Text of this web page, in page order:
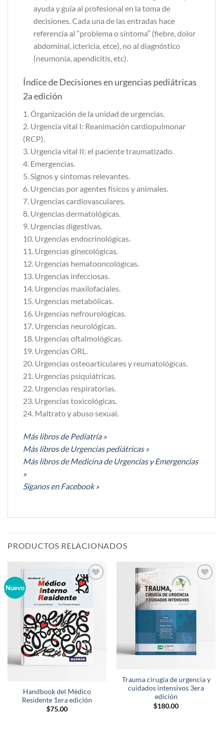
ayuda y guía al profesional en la toma de
decisiones. Cada una de las entradas hace
referencia al “problema o síntoma” (fiebre, dolor
abdominal, ictericia, etce), no al diagnóstico
(neumonía, apendicitis, etc).
Índice de Decisiones en urgencias pediátricas
2a edición
1. Órganización de la unidad de urgencias.
2. Urgencia vital I: Reanimación cardiopulmonar
(RCP).
3. Urgencia vital II: el paciente traumatizado.
4. Emergencias.
5. Signos y síntomas relevantes.
6. Urgencias por agentes físicos y animales.
7. Urgencias cardiovasculares.
8. Urgencias dermatológicas.
9. Urgencias digestivas.
10. Urgencias endocrinológicas.
11. Urgencias ginecológicas.
12. Urgencias hematooncológicas.
13. Urgencias infecciosas.
14. Urgencias maxilofaciales.
15. Urgencias metabólicas.
16. Urgencias nefrourológicas.
17. Urgencias neurológicas.
18. Urgencias oftalmológicas.
19. Urgencias ORL.
20. Urgencias osteoarticulares y reumatológicas.
21. Urgencias psiquiátricas.
22. Urgencias respiratorias.
23. Urgencias toxicológicas.
24. Maltrato y abuso sexual.
Más libros de Pediatría »
Más libros de Urgencias pediátricas »
Más libros de Medicina de Urgencias y Emergencias
»
Síganos en Facebook »
PRODUCTOS RELACIONADOS
Nuevo
Añadir
a la
Handbook del Médico
Residente 1era edición
$75.00
Trauma cirugía de urgencia y
cuidados intensivos 3era
edición
$180.00